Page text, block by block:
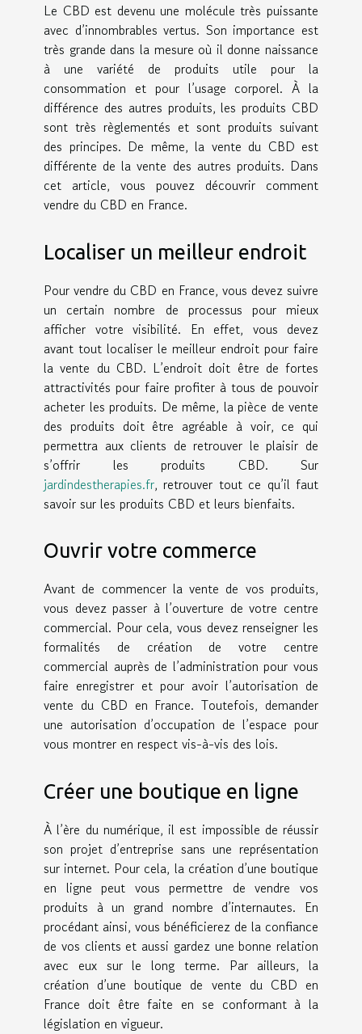
Le CBD est devenu une molécule très puissante
avec d’innombrables vertus. Son importance est
très grande dans la mesure où il donne naissance
à une variété de produits utile pour la
consommation et pour l’usage corporel. À la
différence des autres produits, les produits CBD
sont très règlementés et sont produits suivant
des principes. De même, la vente du CBD est
différente de la vente des autres produits. Dans
cet article, vous pouvez découvrir comment
vendre du CBD en France.
Localiser un meilleur endroit
Pour vendre du CBD en France, vous devez suivre
un certain nombre de processus pour mieux
afficher votre visibilité. En effet, vous devez
avant tout localiser le meilleur endroit pour faire
la vente du CBD. L’endroit doit être de fortes
attractivités pour faire profiter à tous de pouvoir
acheter les produits. De même, la pièce de vente
des produits doit être agréable à voir, ce qui
permettra aux clients de retrouver le plaisir de
s’offrir les produits CBD. Sur
jardindestherapies.fr, retrouver tout ce qu’il faut
savoir sur les produits CBD et leurs bienfaits.
Ouvrir votre commerce
Avant de commencer la vente de vos produits,
vous devez passer à l’ouverture de votre centre
commercial. Pour cela, vous devez renseigner les
formalités de création de votre centre
commercial auprès de l’administration pour vous
faire enregistrer et pour avoir l’autorisation de
vente du CBD en France. Toutefois, demander
une autorisation d’occupation de l’espace pour
vous montrer en respect vis-à-vis des lois.
Créer une boutique en ligne
À l’ère du numérique, il est impossible de réussir
son projet d’entreprise sans une représentation
sur internet. Pour cela, la création d’une boutique
en ligne peut vous permettre de vendre vos
produits à un grand nombre d’internautes. En
procédant ainsi, vous bénéficierez de la confiance
de vos clients et aussi gardez une bonne relation
avec eux sur le long terme. Par ailleurs, la
création d’une boutique de vente du CBD en
France doit être faite en se conformant à la
législation en vigueur.